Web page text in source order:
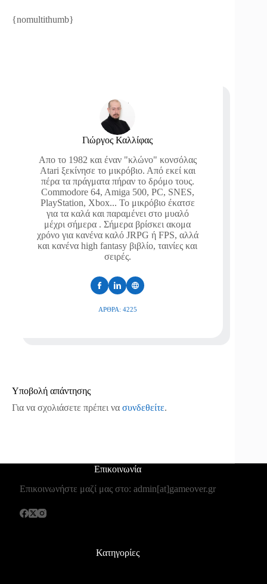
{nomultithumb}
Γιώργος Καλλίφας
Απο το 1982 και έναν "κλώνο" κονσόλας
Atari ξεκίνησε το μικρόβιο. Από εκεί και
πέρα τα πράγματα πήραν το δρόμο τους.
Commodore 64, Amiga 500, PC, SNES,
PlayStation, Xbox... Το μικρόβιο έκατσε
για τα καλά και παραμένει στο μυαλό
μέχρι σήμερα . Σήμερα βρίσκει ακομα
χρόνο για κανένα καλό JRPG ή FPS, αλλά
και κανένα high fantasy βιβλίο, ταινίες και
σειρές.
ΆΡΘΡΑ: 4225
Υποβολή απάντησης
Για να σχολιάσετε πρέπει να συνδεθείτε.
Επικοινωνία
Επικοινωνήστε μαζί μας στο: admin[at]gameover.gr
Κατηγορίες